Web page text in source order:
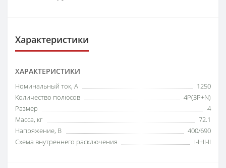
Характеристики
ХАРАКТЕРИСТИКИ
Номинальный ток, А
1250
Количество полюсов
4P(3P+N)
Размер
4
Масса, кг
72.1
Напряжение, В
400/690
Схема внутреннего расключения
I-I+II-II